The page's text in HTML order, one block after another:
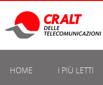
HOME I PIÙ LETTI